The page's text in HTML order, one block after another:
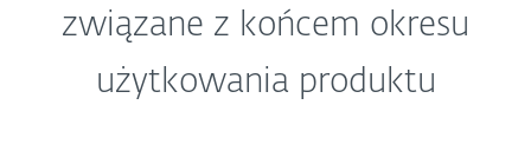
związane z końcem okresu
użytkowania produktu